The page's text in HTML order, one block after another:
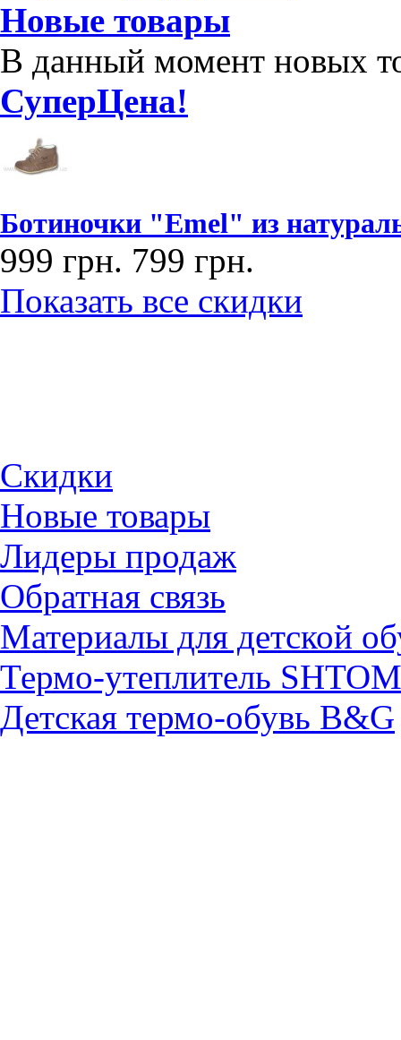
Новые товары
В данный момент новых
СуперЦена!
Ботиночки "Emel" из
999 грн. 799 грн.
Показать все скидки
Скидки
Новые товары
Лидеры продаж
Обратная связь
Материалы для детской
Термо-утеплитель SHTOM
Детская термо-обувь B&G